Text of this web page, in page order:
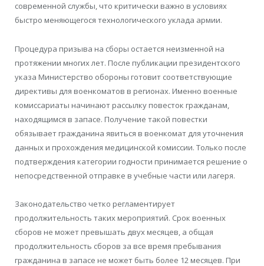
современной службы, что критически важно в условиях
быстро меняющегося технологического уклада армии.
Процедура призыва на сборы остается неизменной на
протяжении многих лет. После публикации президентского
указа Министерство обороны готовит соответствующие
директивы для военкоматов в регионах. Именно военные
комиссариаты начинают рассылку повесток гражданам,
находящимся в запасе. Получение такой повестки
обязывает гражданина явиться в военкомат для уточнения
данных и прохождения медицинской комиссии. Только после
подтверждения категории годности принимается решение о
непосредственной отправке в учебные части или лагеря.
Законодательство четко регламентирует
продолжительность таких мероприятий. Срок военных
сборов не может превышать двух месяцев, а общая
продолжительность сборов за все время пребывания
гражданина в запасе не может быть более 12 месяцев. При